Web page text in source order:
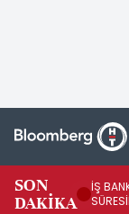
SON
DAKİKA
İŞ